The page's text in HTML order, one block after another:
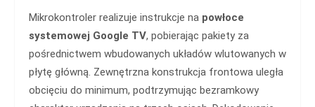
Mikrokontroler realizuje instrukcje na powłoce
systemowej Google TV, pobierając pakiety za
pośrednictwem wbudowanych układów wlutowanych w
płytę główną. Zewnętrzna konstrukcja frontowa uległa
obcięciu do minimum, podtrzymując bezramkowy